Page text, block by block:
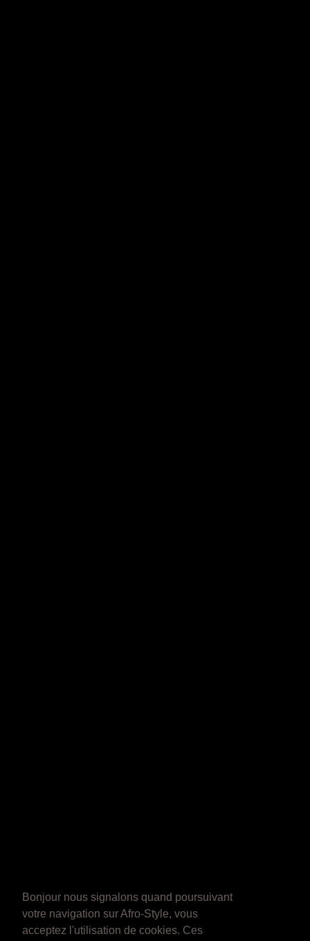
Bonjour nous signalons quand poursuivant
votre navigation sur Afro-Style, vous
acceptez l'utilisation de cookies. Ces